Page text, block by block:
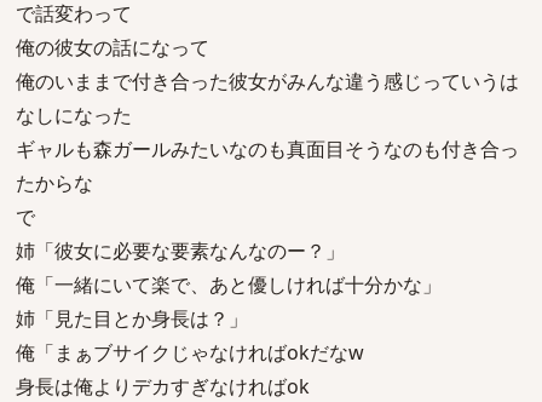
で話変わって
俺の彼女の話になって
俺のいままで付き合った彼女がみんな違う感じっていうは
なしになった
ギャルも森ガールみたいなのも真面目そうなのも付き合っ
たからな
で
姉「彼女に必要な要素なんなのー？」
俺「一緒にいて楽で、あと優しければ十分かな」
姉「見た目とか身長は？」
俺「まぁブサイクじゃなければokだなw
身長は俺よりデカすぎなければok